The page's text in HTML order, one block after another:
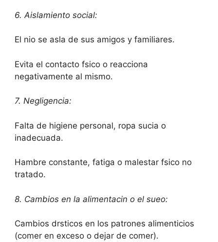
6. Aislamiento social:
El nio se asla de sus amigos y familiares.
Evita el contacto fsico o reacciona
negativamente al mismo.
7. Negligencia:
Falta de higiene personal, ropa sucia o
inadecuada.
Hambre constante, fatiga o malestar fsico no
tratado.
8. Cambios en la alimentacin o el sueo:
Cambios drsticos en los patrones alimenticios
(comer en exceso o dejar de comer).